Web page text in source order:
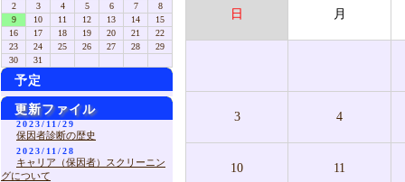
日 月
3 4
10 11
2
3 4 5 6 7
8
9
10 11 12 13 14
15
16
17 18 19 20 21
22
23
24 25 26 27 28
29
30
31
予定
更新ファイル
2023/11/29
保因者診断の歴史
2023/11/28
キャリア（保因者）スクリーニン
グについて